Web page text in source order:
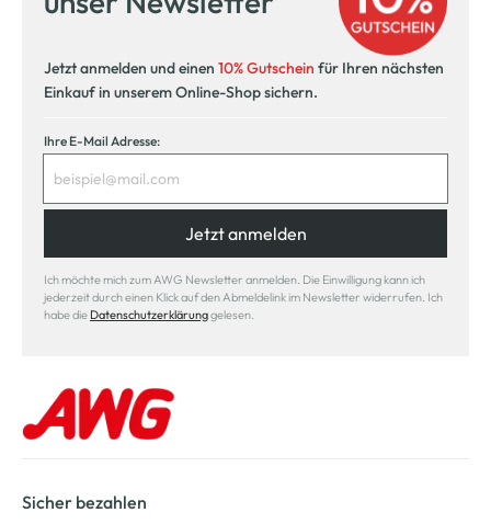
Jetzt anmelden und einen 10% Gutschein für Ihren nächsten
Einkauf in unserem Online-Shop sichern.
Ihre E-Mail Adresse:
Jetzt anmelden
Ich möchte mich zum AWG Newsletter anmelden. Die Einwilligung kann ich
jederzeit durch einen Klick auf den Abmeldelink im Newsletter widerrufen. Ich
habe die Datenschutzerklärunggelesen.
Sicher bezahlen